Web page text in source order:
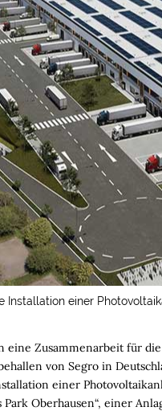
Installation einer
eine Zusammenarbeit für
von Segro in
einer
Oberhausen“, einer